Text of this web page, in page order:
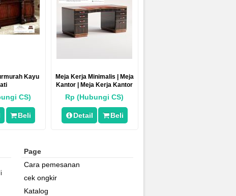
Kayu
CS)
Beli
Meja Kerja Minimalis | Meja
Kantor | Meja Kerja Kantor
Rp (Hubungi CS)
Detail Beli
Page
Cara pemesanan
cek ongkir
Katalog